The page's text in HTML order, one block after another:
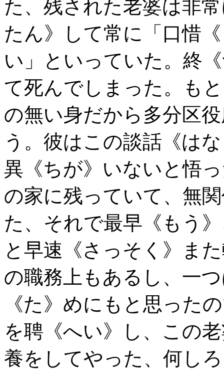
た、残された老婆は非
たん》して常に「口惜
い」といっていた。終
て死んでしまった。も
の無い身だから多分区
う。彼はこの談話《は
異《ちが》いないと悟
の家に残っていて、無
た、それで最早《もう
と早速《さっそく》ま
の職務上もあるし、一
《た》めにもと思った
を聘《へい》し、この
養をしてやった、何し